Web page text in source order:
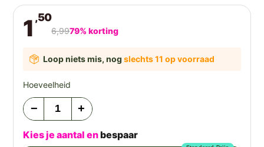
1 ,50
6,9979% korting
Loop niets mis, nogslechts 11 op voorraad
Hoeveelheid
− +
Kies je aantal enbespaar